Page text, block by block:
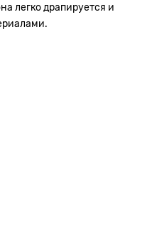
легко драпируется и